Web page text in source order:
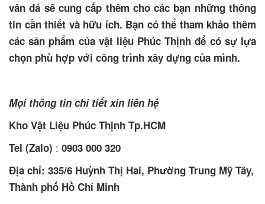
vân đá sẽ cung cấp thêm cho các bạn những thông
tin cần thiết và hữu ích. Bạn có thể tham khảo thêm
các sản phẩm của vật liệu Phúc Thịnh để có sự lựa
chọn phù hợp với công trình xây dựng của mình.
Mọi thông tin chi tiết xin liên hệ
Kho Vật Liệu Phúc Thịnh Tp.HCM
Tel (Zalo) : 0903 000 320
Địa chỉ: 335/6 Huỳnh Thị Hai, Phường Trung Mỹ Tây,
Thành phố Hồ Chí Minh